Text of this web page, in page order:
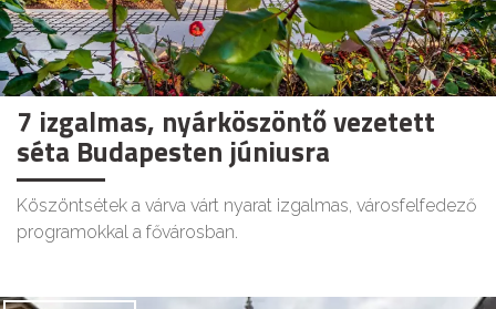
7 izgalmas, nyárköszöntő vezetett
séta Budapesten júniusra
Köszöntsétek a várva várt nyarat izgalmas, városfelfedező
programokkal a fővárosban.